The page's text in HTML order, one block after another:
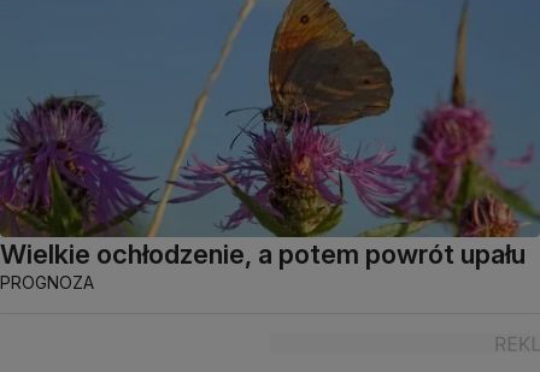
Wielkie ochłodzenie, a potem powrót upału
PROGNOZA